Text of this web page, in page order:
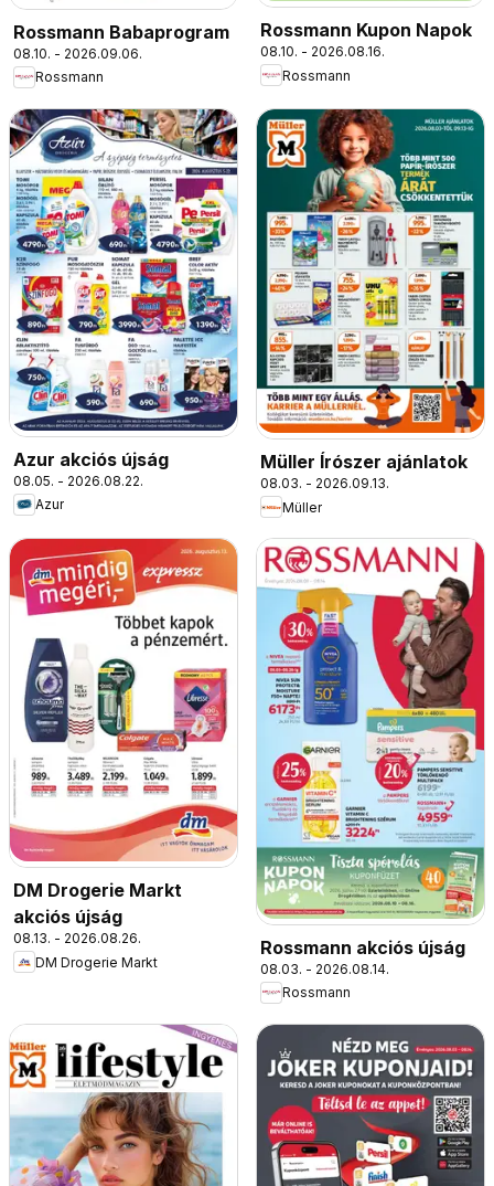
Rossmann Babaprogram
08.10. - 2026.09.06.
Rossmann
Rossmann Kupon Napok
08.10. - 2026.08.16.
Rossmann
Azur akciós újság
08.05. - 2026.08.22.
Azur
Müller Írószer ajánlatok
08.03. - 2026.09.13.
Müller
DM Drogerie Markt
akciós újság
08.13. - 2026.08.26.
DM Drogerie Markt
Rossmann akciós újság
08.03. - 2026.08.14.
Rossmann